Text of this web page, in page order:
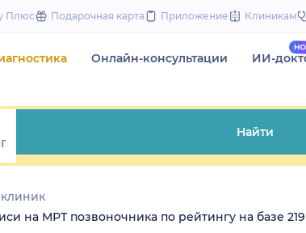
to
Плюс Подарочная карта Приложение Клиникам
Онлайн-консультации ИИ-
Найти
на МРТ позвоночника по рейтингу на базе